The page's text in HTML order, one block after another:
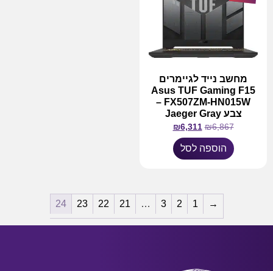
מחשב נייד לגיימרים
Asus TUF Gaming F15
FX507ZM-HN015W –
צבע Jaeger Gray
₪6,867
₪6,311
הוספה לסל
→
1
2
3
…
21
22
23
24